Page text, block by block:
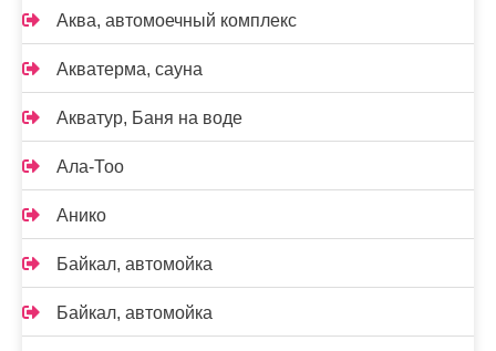
Аква, автомоечный комплекс
Акватерма, сауна
Акватур, Баня на воде
Ала-Тоо
Анико
Байкал, автомойка
Байкал, автомойка